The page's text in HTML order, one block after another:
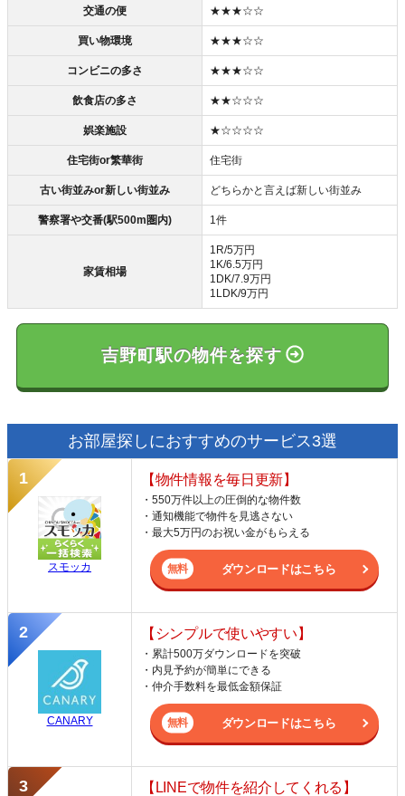
交通の便 ★★★☆☆
買い物環境 ★★★☆☆
コンビニの多さ ★★★☆☆
飲食店の多さ ★★☆☆☆
娯楽施設 ★☆☆☆☆
住宅街or繁華街 住宅街
古い街並みor新しい街並み どちらかと言えば新しい街並み
警察署や交番(駅500m圏内) 1件
家賃相場
1R/5万円
1K/6.5万円
1DK/7.9万円
1LDK/9万円
吉野町駅の物件を探す
お部屋探しにおすすめのサービス3選
スモッカ
【物件情報を毎日更新】
・550万件以上の圧倒的な物件数
・通知機能で物件を見逃さない
・最大5万円のお祝い金がもらえる
ダウンロードはこちら
CANARY
【シンプルで使いやすい】
・累計500万ダウンロードを突破
・内見予約が簡単にできる
・仲介手数料を最低金額保証
ダウンロードはこちら
【LINEで物件を紹介してくれる】